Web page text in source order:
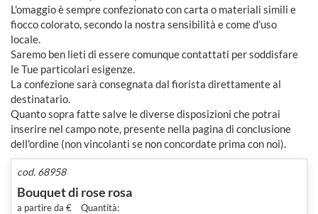
L'omaggio è sempre confezionato con carta o materiali simili e
fiocco colorato, secondo la nostra sensibilità e come d'uso
locale.
Saremo ben lieti di essere comunque contattati per soddisfare
le Tue particolari esigenze.
La confezione sarà consegnata dal fiorista direttamente al
destinatario.
Quanto sopra fatte salve le diverse disposizioni che potrai
inserire nel campo note, presente nella pagina di conclusione
dell'ordine (non vincolanti se non concordate prima con noi).
cod. 68958
Bouquet di rose rosa
a partire da € Quantità: